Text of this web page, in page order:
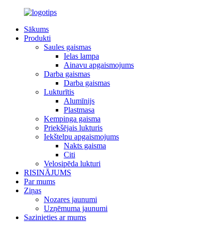
Sākums
Produkti
Saules gaismas
Ielas lampa
Ainavu apgaismojums
Darba gaismas
Darba gaismas
Lukturītis
Alumīnijs
Plastmasa
Kempinga gaisma
Priekšējais lukturis
Iekštelpu apgaismojums
Nakts gaisma
Citi
Velosipēda lukturi
RISINĀJUMS
Par mums
Ziņas
Nozares jaunumi
Uzņēmuma jaunumi
Sazinieties ar mums